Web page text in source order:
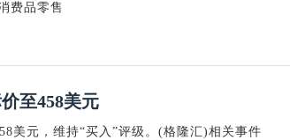
费品零售
至458美元
美元，维持“买入”评级。(格隆汇)相关事件